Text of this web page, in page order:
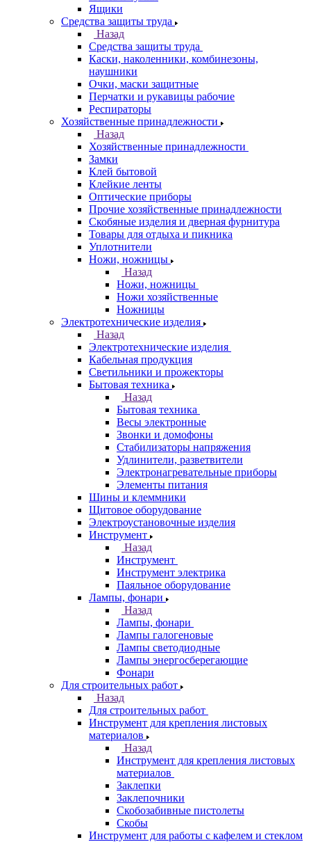
Ящики
Средства защиты труда
Назад
Средства защиты труда
Каски, наколенники, комбинезоны,
наушники
Очки, маски защитные
Перчатки и рукавицы рабочие
Респираторы
Хозяйственные принадлежности
Назад
Хозяйственные принадлежности
Замки
Клей бытовой
Клейкие ленты
Оптические приборы
Прочие хозяйственные принадлежности
Скобяные изделия и дверная фурнитура
Товары для отдыха и пикника
Уплотнители
Ножи, ножницы
Назад
Ножи, ножницы
Ножи хозяйственные
Ножницы
Электротехнические изделия
Назад
Электротехнические изделия
Кабельная продукция
Светильники и прожекторы
Бытовая техника
Назад
Бытовая техника
Весы электронные
Звонки и домофоны
Стабилизаторы напряжения
Удлинители, разветвители
Электронагревательные приборы
Элементы питания
Шины и клеммники
Щитовое оборудование
Электроустановочные изделия
Инструмент
Назад
Инструмент
Инструмент электрика
Паяльное оборудование
Лампы, фонари
Назад
Лампы, фонари
Лампы галогеновые
Лампы светодиодные
Лампы энергосберегающие
Фонари
Для строительных работ
Назад
Для строительных работ
Инструмент для крепления листовых
материалов
Назад
Инструмент для крепления листовых
материалов
Заклепки
Заклепочники
Скобозабивные пистолеты
Скобы
Инструмент для работы с кафелем и стеклом